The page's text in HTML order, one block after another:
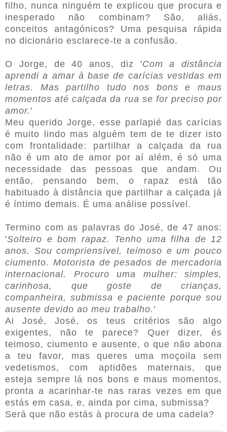
filho, nunca ninguém te explicou que procura e
inesperado não combinam? São, aliás,
conceitos antagónicos? Uma pesquisa rápida
no dicionário esclarece-te a confusão.
O Jorge, de 40 anos, diz 'Com a distância
aprendi a amar à base de carícias vestidas em
letras. Mas partilho tudo nos bons e maus
momentos até calçada da rua se for preciso por
amor. '
Meu querido Jorge, esse parlapié das carícias
é muito lindo mas alguém tem de te dizer isto
com frontalidade: partilhar a calçada da rua
não é um ato de amor por aí além, é só uma
necessidade das pessoas que andam. Ou
então, pensando bem, o rapaz está tão
habituado à distância que partilhar a calçada já
é íntimo demais. É uma análise possível.
Termino com as palavras do José, de 47 anos:
'Solteiro e bom rapaz. Tenho uma filha de 12
anos. Sou compriensível, teimoso e um pouco
ciumento. Motorista de pesados de mercadoria
internacional. Procuro uma mulher: simples,
carinhosa, que goste de crianças,
companheira, submissa e paciente porque sou
ausente devido ao meu trabalho. '
Ai José, José, os teus critérios são algo
exigentes, não te parece? Quer dizer, és
teimoso, ciumento e ausente, o que não abona
a teu favor, mas queres uma moçoila sem
vedetismos, com aptidões maternais, que
esteja sempre lá nos bons e maus momentos,
pronta a acarinhar-te nas raras vezes em que
estás em casa, e, ainda por cima, submissa?
Será que não estás à procura de uma cadela?